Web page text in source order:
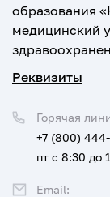
образования
медицинский
Реквизиты
Горячая
+7 (800)
пт с 8:30 до
Email: